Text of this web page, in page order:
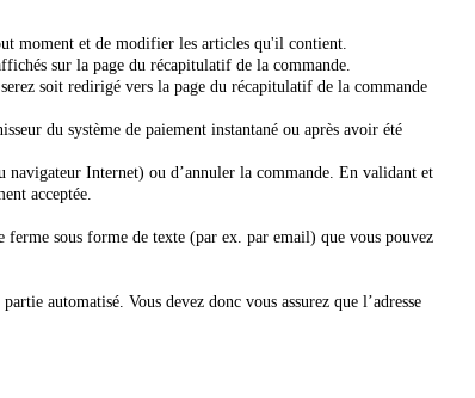
moment et de modifier les articles qu'il contient.
sur la page du récapitulatif de la commande.
soit redirigé vers la page du récapitulatif de la commande
du système de paiement instantané ou après avoir été
Internet) ou d’annuler la commande. En validant et
acceptée.
ferme sous forme de texte (par ex. par email) que vous pouvez
automatisé. Vous devez donc vous assurez que l’adresse